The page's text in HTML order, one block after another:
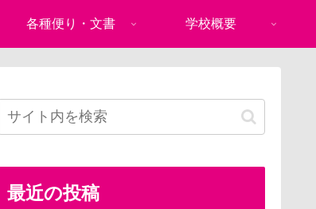
各種便り・文書 学校概要
最近の投稿